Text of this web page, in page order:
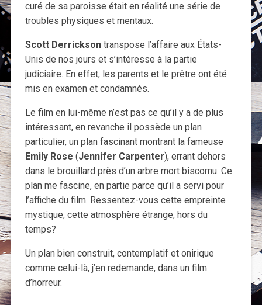
curé de sa paroisse était en réalité une série de
troubles physiques et mentaux.
Scott Derricksontranspose l’affaire aux États-
Unis de nos jours et s’intéresse à la partie
judiciaire. En effet, les parents et le prêtre ont été
mis en examen et condamnés.
Le film en lui-même n’est pas ce qu’il y a de plus
intéressant, en revanche il possède un plan
particulier, un plan fascinant montrant la fameuse
Emily Rose (Jennifer Carpenter), errant dehors
dans le brouillard près d’un arbre mort biscornu. Ce
plan me fascine, en partie parce qu’il a servi pour
l’affiche du film. Ressentez-vous cette empreinte
mystique, cette atmosphère étrange, hors du
temps?
Un plan bien construit, contemplatif et onirique
comme celui-là, j’en redemande, dans un film
d’horreur.